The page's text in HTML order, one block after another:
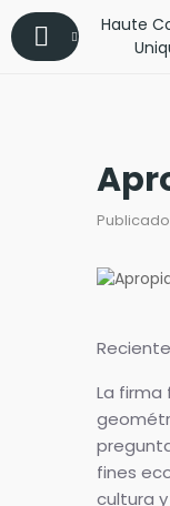
Haute
La firma
fines
cultura